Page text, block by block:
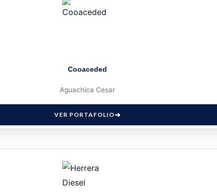
Cooaceded
Aguachica Cesar
VER PORTAFOLIO